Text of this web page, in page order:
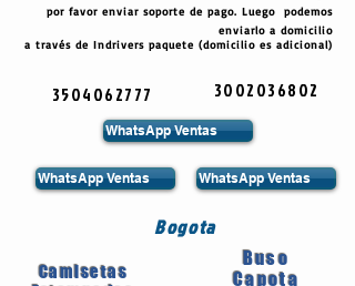
por favor enviar soporte de pago. Luego podemos
enviarlo a domicilio
a través de Indrivers paquete (domicilio es adicional)
3504062777 3002036802
WhatsApp Ventas
WhatsApp Ventas WhatsApp Ventas
Bogota
Camisetas
Buso
Capota